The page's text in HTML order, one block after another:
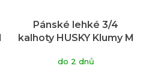
Pánské lehké 3/4
kalhoty HUSKY Klumy M
do 2 dnů